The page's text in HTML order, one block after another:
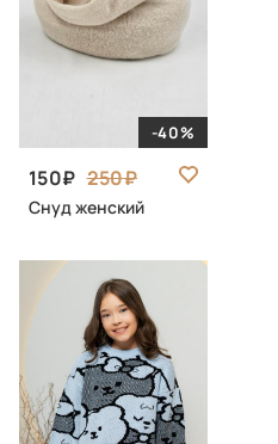
-40%
150 250
Снуд женский